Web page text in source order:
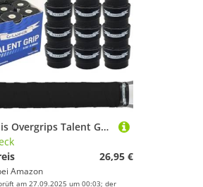
27x Tennis Overgrips Talent Grip Griffband in umweltfreundlicher Verpackung | 0,60mm Stärke | Für Squash Badminton Schläger & Golf inkl. Selbstklebendem Abschlußband | sehr griffig (Schwarz)
26,95 €
Amazon
am 27.09.2025 um 00:03; der